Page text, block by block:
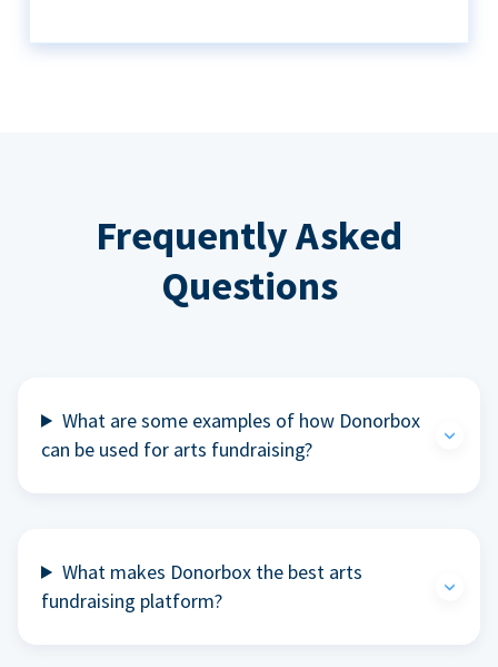
Frequently Asked
Questions
What are some examples of how Donorbox
can be used for arts fundraising?
What makes Donorbox the best arts
fundraising platform?